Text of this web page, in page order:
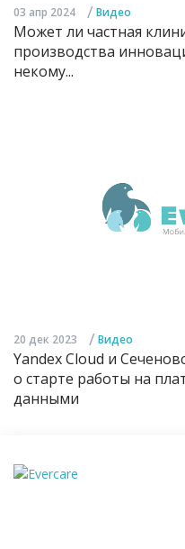
03 апр 2024 / Видео
Может ли частная
производства
некому...
20 дек 2023 / Видео
Yandex Cloud и
о старте работы на
данными